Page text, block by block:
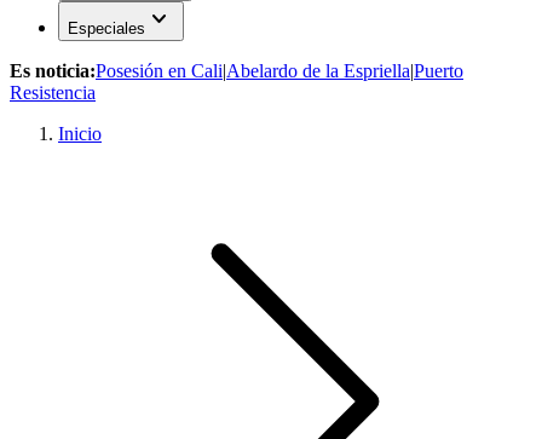
Especiales expand_more
Es noticia:Posesión en Cali|Abelardo de la Espriella|Puerto
Resistencia
Inicio